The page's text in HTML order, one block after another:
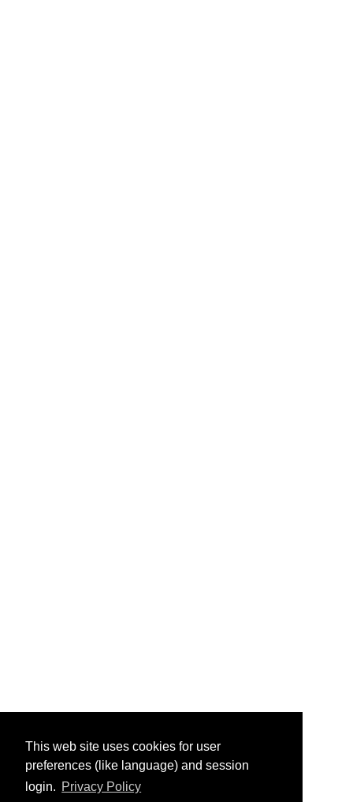
This web site uses cookies for user
preferences (like language) and session
login. Privacy Policy